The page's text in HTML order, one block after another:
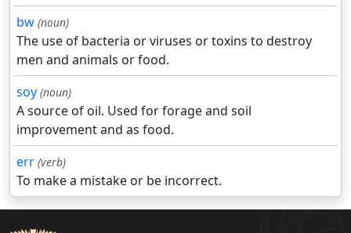
bw (noun)
The use of bacteria or viruses or toxins to destroy
men and animals or food.
soy (noun)
A source of oil. Used for forage and soil
improvement and as food.
err (verb)
To make a mistake or be incorrect.